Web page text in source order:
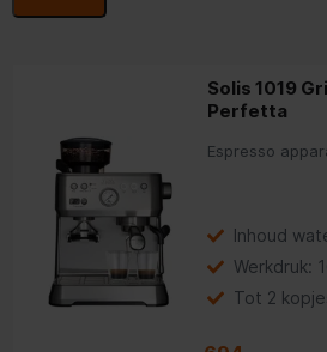
Solis 1019
Perfetta
Espresso
Inhoud
Werkdruk:
Tot 2